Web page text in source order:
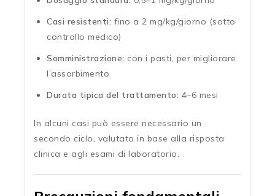
Casi resistenti: fino a 2 mg/kg/giorno (sotto
controllo medico)
Somministrazione: con i pasti, per migliorare
l’assorbimento
Durata tipica del trattamento: 4–6 mesi
In alcuni casi può essere necessario un
secondo ciclo, valutato in base alla risposta
clinica e agli esami di laboratorio.